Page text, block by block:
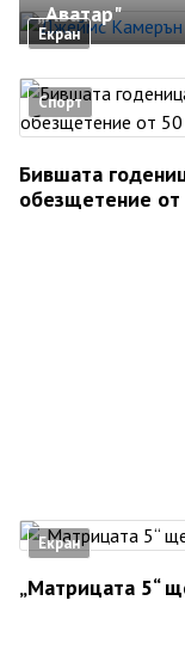
Екран
„Аватар"
Спорт
Бившата
обезщетение
Екран
„Матрицата 5“